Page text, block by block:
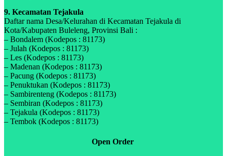
9. Kecamatan Tejakula
Daftar nama Desa/Kelurahan di Kecamatan Tejakula di
Kota/Kabupaten Buleleng, Provinsi Bali :
– Bondalem (Kodepos : 81173)
– Julah (Kodepos : 81173)
– Les (Kodepos : 81173)
– Madenan (Kodepos : 81173)
– Pacung (Kodepos : 81173)
– Penuktukan (Kodepos : 81173)
– Sambirenteng (Kodepos : 81173)
– Sembiran (Kodepos : 81173)
– Tejakula (Kodepos : 81173)
– Tembok (Kodepos : 81173)
Open Order